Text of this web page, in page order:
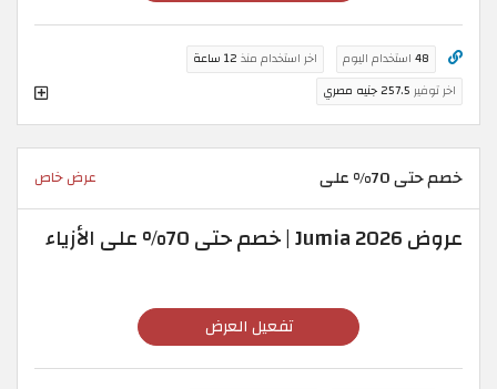
48 استخدام اليوم اخر استخدام منذ 12 ساعة
اخر توفير 257.5 جنيه مصري
خصم حتى 70% على عرض خاص
عروض Jumia 2026 | خصم حتى 70% على الأزياء
تفعيل العرض